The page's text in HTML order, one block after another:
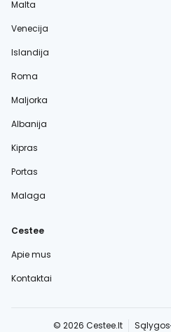
Malta
Venecija
Islandija
Roma
Maljorka
Albanija
Kipras
Portas
Malaga
Cestee
Apie mus
Kontaktai
© 2026 Cestee.lt Sąlygos